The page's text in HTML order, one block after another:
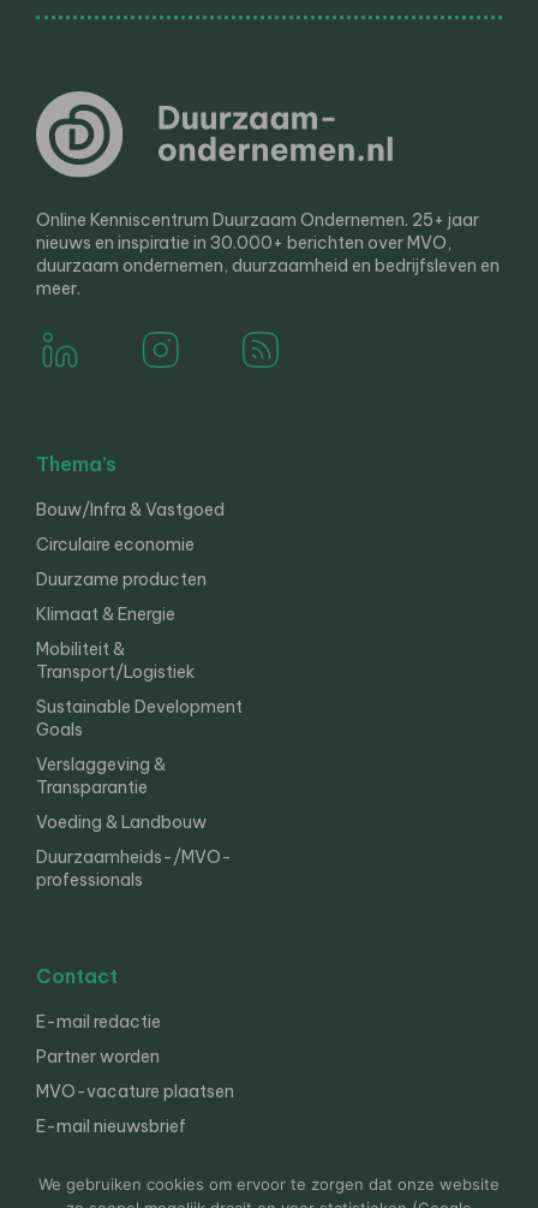
Online Kenniscentrum Duurzaam Ondernemen. 25+ jaar
nieuws en inspiratie in 30.000+ berichten over MVO,
duurzaam ondernemen, duurzaamheid en bedrijfsleven en
meer.
Thema’s
Bouw/Infra & Vastgoed
Circulaire economie
Duurzame producten
Klimaat & Energie
Mobiliteit &
Transport/Logistiek
Sustainable Development
Goals
Verslaggeving &
Transparantie
Voeding & Landbouw
Duurzaamheids-/MVO-
professionals
Contact
E-mail redactie
Partner worden
MVO-vacature plaatsen
E-mail nieuwsbrief
We gebruiken cookies om ervoor te zorgen dat onze website